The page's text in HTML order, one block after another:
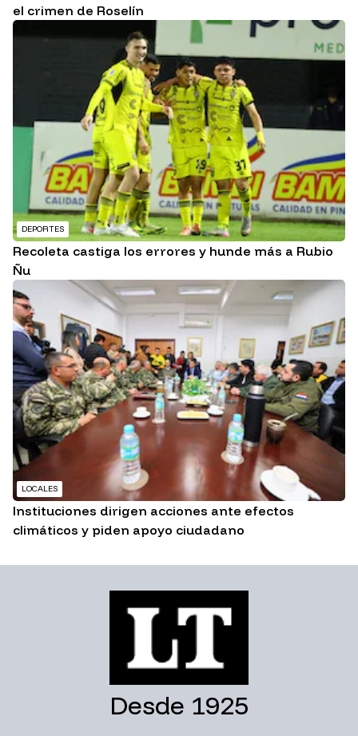
el crimen de Roselín
DEPORTES
Recoleta castiga los errores y hunde más a Rubio
Ñu
LOCALES
Instituciones dirigen acciones ante efectos
climáticos y piden apoyo ciudadano
Desde 1925